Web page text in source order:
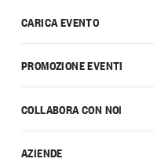
CARICA EVENTO
PROMOZIONE EVENTI
COLLABORA CON NOI
AZIENDE